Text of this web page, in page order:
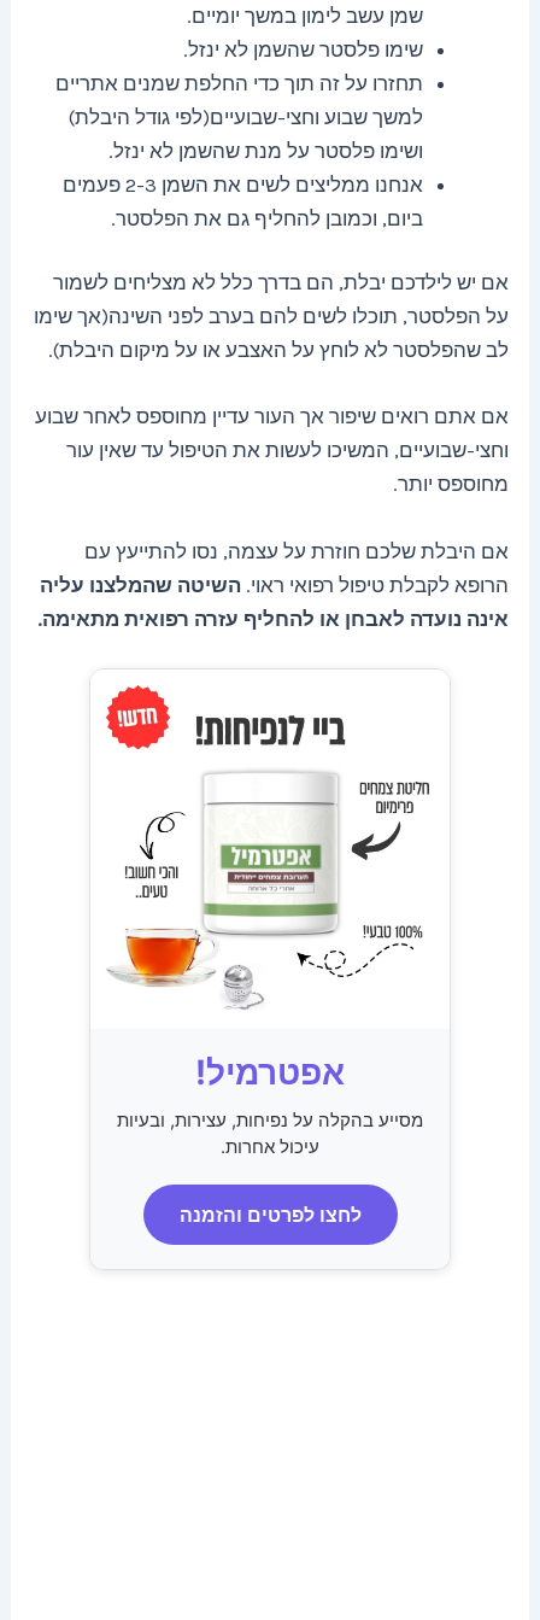
שמן עשב לימון במשך יומיים.
שימו פלסטר שהשמן לא ינזל.
תחזרו על זה תוך כדי החלפת שמנים אתריים
למשך שבוע וחצי-שבועיים(לפי גודל היבלת)
ושימו פלסטר על מנת שהשמן לא ינזל.
אנחנו ממליצים לשים את השמן 2-3 פעמים
ביום, וכמובן להחליף גם את הפלסטר.
אם יש לילדכם יבלת, הם בדרך כלל לא מצליחים לשמור
על הפלסטר, תוכלו לשים להם בערב לפני השינה(אך שימו
לב שהפלסטר לא לוחץ על האצבע או על מיקום היבלת).
אם אתם רואים שיפור אך העור עדיין מחוספס לאחר שבוע
וחצי-שבועיים, המשיכו לעשות את הטיפול עד שאין עור
מחוספס יותר.
אם היבלת שלכם חוזרת על עצמה, נסו להתייעץ עם
הרופא לקבלת טיפול רפואי ראוי.השיטה שהמלצנו עליה
אינה נועדה לאבחן או להחליף עזרה רפואית מתאימה.
אפטרמיל!
מסייע בהקלה על נפיחות, עצירות, ובעיות
עיכול אחרות.
לחצו לפרטים והזמנה